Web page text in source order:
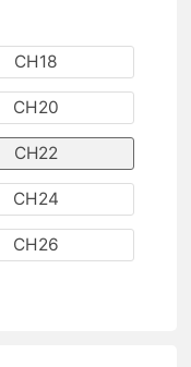
CH18
CH20
CH22
CH24
CH26